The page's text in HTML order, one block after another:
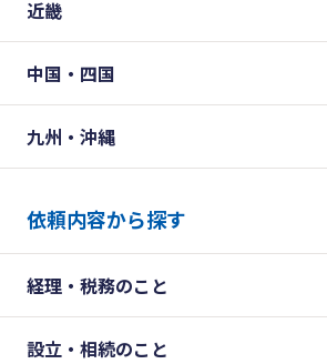
近畿
中国・四国
九州・沖縄
依頼内容から探す
経理・税務のこと
設立・相続のこと